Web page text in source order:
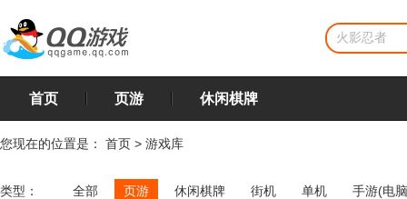
首页 页游 休闲棋牌
您现在的位置是： 首页 > 游戏库
类型： 全部 页游 休闲棋牌 街机 单机 手游(电